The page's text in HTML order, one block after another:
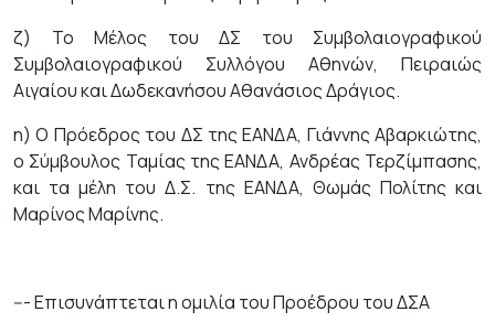
ζ) Το Μέλος του ΔΣ του Συμβολαιογραφικού
Συμβολαιογραφικού Συλλόγου Αθηνών, Πειραιώς
Αιγαίου και Δωδεκανήσου Αθανάσιος Δράγιος.
η) Ο Πρόεδρος του ΔΣ της ΕΑΝΔΑ, Γιάννης Αβαρκιώτης,
ο Σύμβουλος Ταμίας της ΕΑΝΔΑ, Ανδρέας Τερζίμπασης,
και τα μέλη του Δ.Σ. της ΕΑΝΔΑ, Θωμάς Πολίτης και
Μαρίνος Μαρίνης.
--- Επισυνάπτεται η ομιλία του Προέδρου του ΔΣΑ